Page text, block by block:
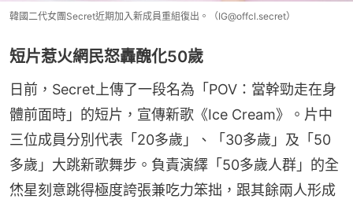
韓國二代女團Secret近期加入新成員重組復出。（IG@offcl.secret）
短片惹火網民怒轟醜化50歲
日前，Secret上傳了一段名為「POV：當幹勁走在身
體前面時」的短片，宣傳新歌《Ice Cream》。片中
三位成員分別代表「20多歲」、「30多歲」及「50
多歲」大跳新歌舞步。負責演繹「50多歲人群」的全
烋星刻意跳得極度誇張兼吃力笨拙，跟其餘兩人形成